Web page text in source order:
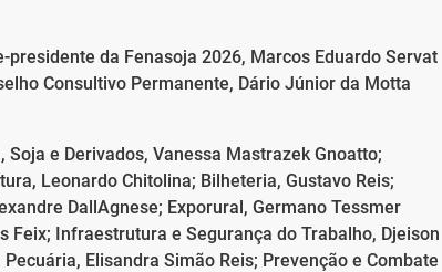
da Fenasoja 2026, Marcos Eduardo Servat
Consultivo Permanente, Dário Júnior da Motta
e Derivados, Vanessa Mastrazek Gnoatto;
Leonardo Chitolina; Bilheteria, Gustavo Reis;
DallAgnese; Exporural, Germano Tessmer
Infraestrutura e Segurança do Trabalho, Djeison
Elisandra Simão Reis; Prevenção e Combate